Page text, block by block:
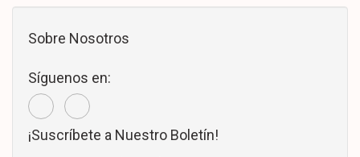
Sobre Nosotros
Síguenos en:
¡Suscríbete a Nuestro Boletín!